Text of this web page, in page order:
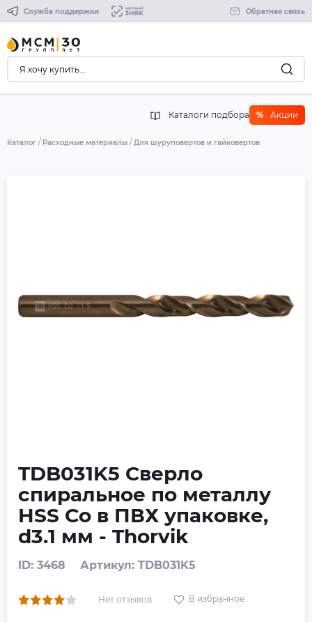
Служба поддержки Обратная связь
Каталоги подбора % Акции
Каталог Расходные материалы Для шуруповертов и гайковертов
TDB031K5 Сверло
спиральное по металлу
HSS Co в ПВХ упаковке,
d3.1 мм - Thorvik
ID: 3468 Артикул: TDB031K5
Нет отзывов В избранное